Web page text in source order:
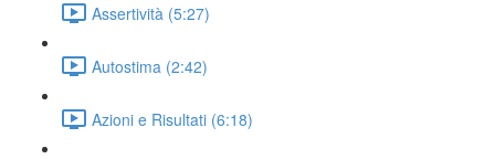
Assertività (5:27)
Autostima (2:42)
Azioni e Risultati (6:18)